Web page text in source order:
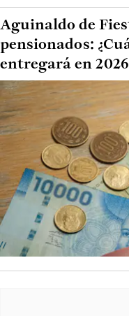
Aguinaldo de
pensionados:
entregará en